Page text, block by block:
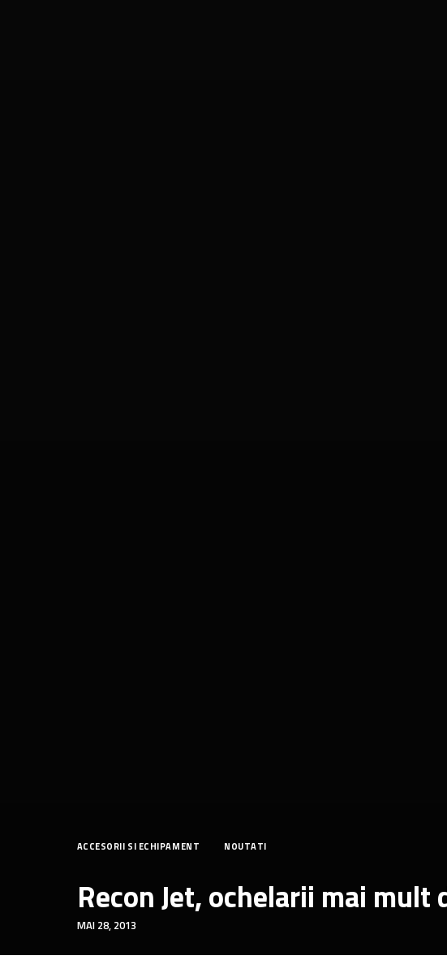
ACCESORII SI ECHIPAMENT NOUTATI
Recon Jet, ochelarii mai
MAI 28, 2013